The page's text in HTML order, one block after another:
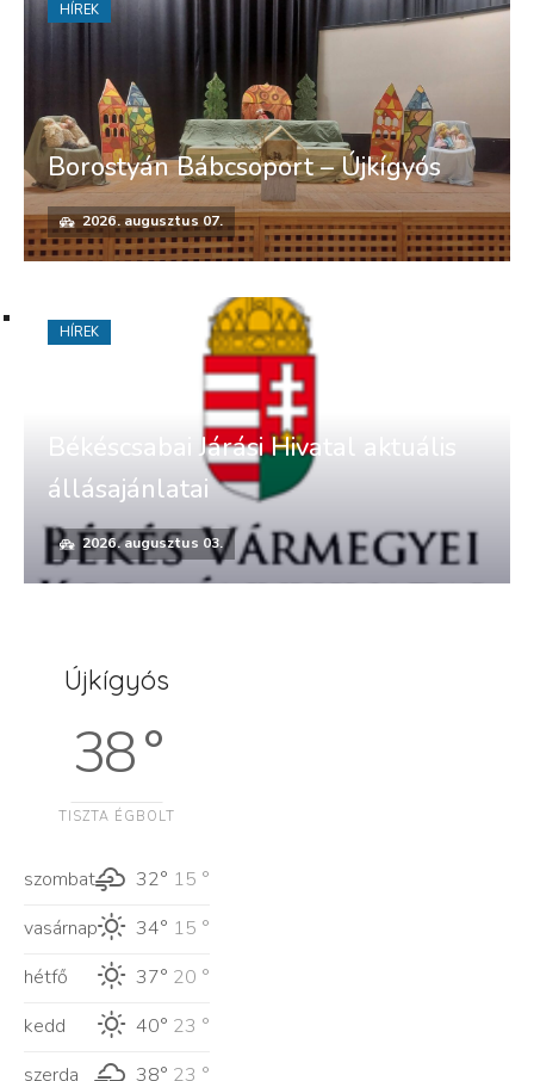
Borostyán Bábcsoport – Újkígyós
2026. augusztus 07.
HÍREK
Békéscsabai Járási Hivatal aktuális
állásajánlatai
2026. augusztus 03.
HÍREK
Újkígyós
38 °
TISZTA ÉGBOLT
szombat 32° 15 °
vasárnap
34° 15 °
hétfő
37° 20 °
kedd
40° 23 °
szerda
38° 23 °